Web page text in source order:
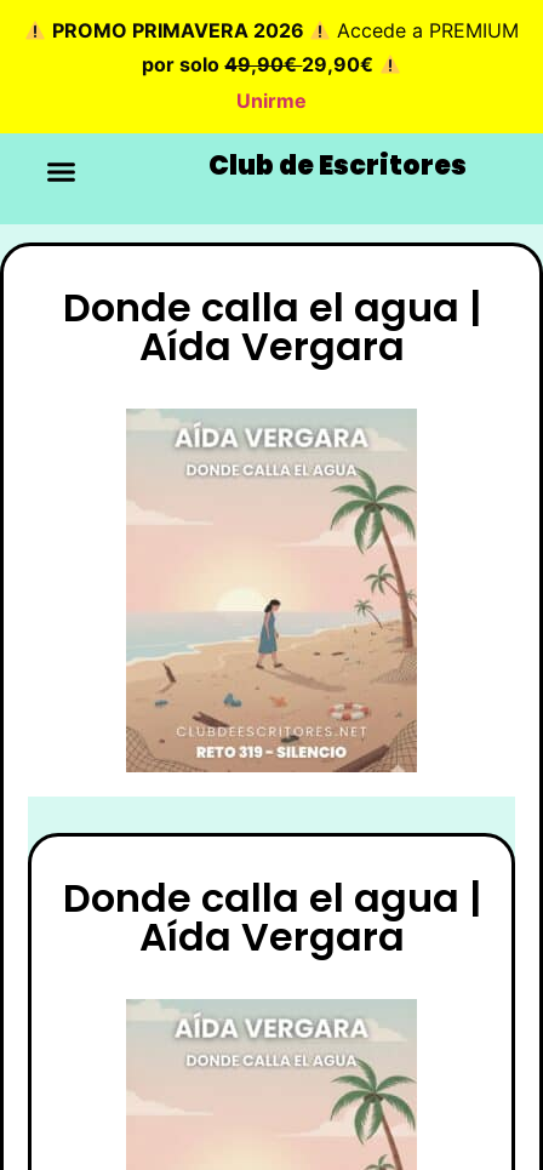
PROMO PRIMAVERA 2026
Accede a PREMIUM
por solo49,90€29,90€
Unirme
Club de Escritores
Donde calla el agua |
Aída Vergara
Donde calla el agua |
Aída Vergara